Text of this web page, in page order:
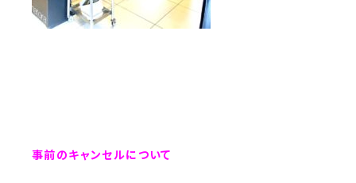
事前のキャンセルについて